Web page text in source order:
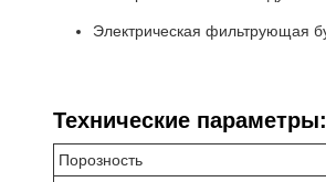
Электрическая фильтрующая
Технические параметры:
Порозность